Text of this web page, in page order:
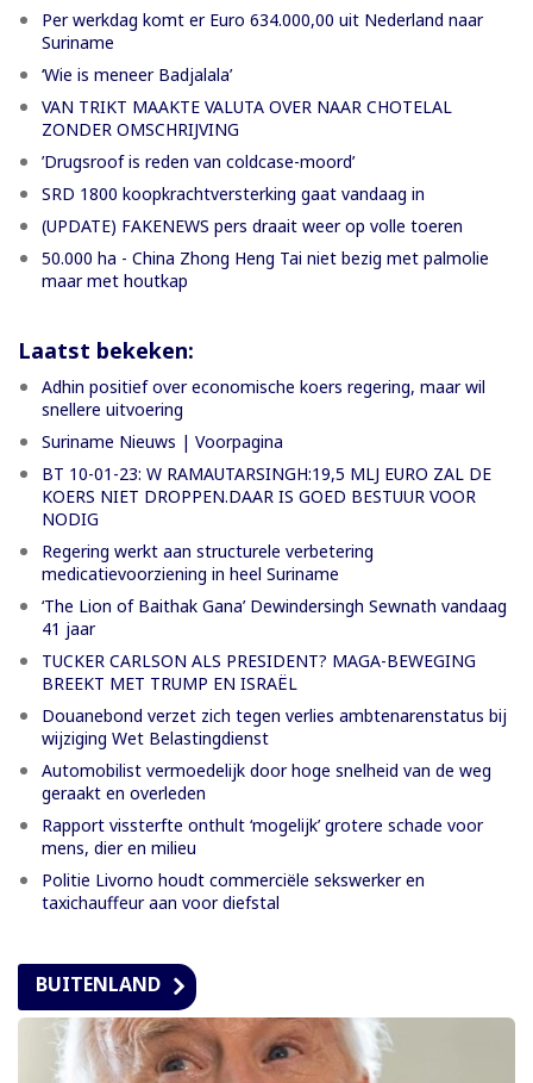
Per werkdag komt er Euro 634.000,00 uit Nederland naar
Suriname
‘Wie is meneer Badjalala’
VAN TRIKT MAAKTE VALUTA OVER NAAR CHOTELAL
ZONDER OMSCHRIJVING
’Drugsroof is reden van coldcase-moord’
SRD 1800 koopkrachtversterking gaat vandaag in
(UPDATE) FAKENEWS pers draait weer op volle toeren
50.000 ha - China Zhong Heng Tai niet bezig met palmolie
maar met houtkap
Laatst bekeken:
Adhin positief over economische koers regering, maar wil
snellere uitvoering
Suriname Nieuws | Voorpagina
BT 10-01-23: W RAMAUTARSINGH:19,5 MLJ EURO ZAL DE
KOERS NIET DROPPEN.DAAR IS GOED BESTUUR VOOR
NODIG
Regering werkt aan structurele verbetering
medicatievoorziening in heel Suriname
‘The Lion of Baithak Gana’ Dewindersingh Sewnath vandaag
41 jaar
TUCKER CARLSON ALS PRESIDENT? MAGA-BEWEGING
BREEKT MET TRUMP EN ISRAËL
Douanebond verzet zich tegen verlies ambtenarenstatus bij
wijziging Wet Belastingdienst
Automobilist vermoedelijk door hoge snelheid van de weg
geraakt en overleden
Rapport vissterfte onthult ‘mogelijk’ grotere schade voor
mens, dier en milieu
Politie Livorno houdt commerciële sekswerker en
taxichauffeur aan voor diefstal
BUITENLAND